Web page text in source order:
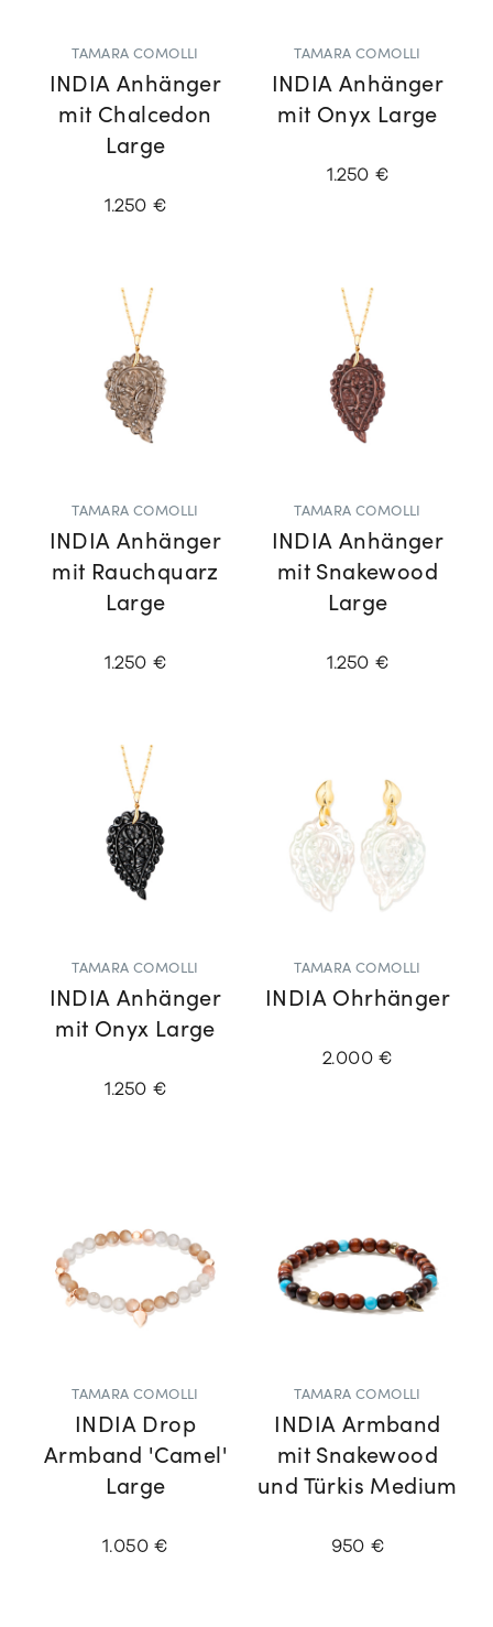
TAMARA COMOLLI
INDIA Anhänger
mit Chalcedon
Large
1.250 €
TAMARA COMOLLI
INDIA Anhänger
mit Onyx Large
1.250 €
TAMARA COMOLLI
INDIA Anhänger
mit Rauchquarz
Large
1.250 €
TAMARA COMOLLI
INDIA Anhänger
mit Snakewood
Large
1.250 €
TAMARA COMOLLI
INDIA Anhänger
mit Onyx Large
1.250 €
TAMARA COMOLLI
INDIA Ohrhänger
2.000 €
TAMARA COMOLLI
INDIA Drop
Armband 'Camel'
Large
1.050 €
TAMARA COMOLLI
INDIA Armband
mit Snakewood
und Türkis Medium
950 €